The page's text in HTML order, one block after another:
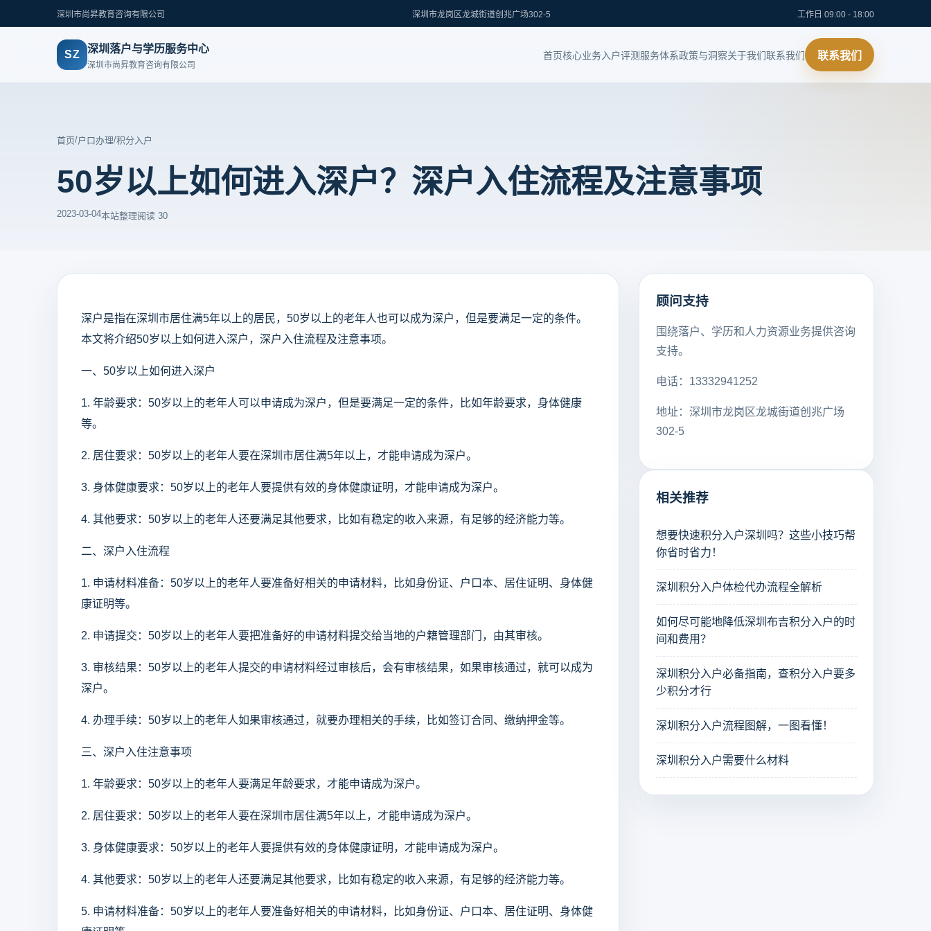
深圳市尚昇教育咨询有限公司 深圳市龙岗区龙城街道创兆广场302-5 工作日 09:00 - 18:00
SZ 深圳落户与学历服务中心
深圳市尚昇教育咨询有限公司
首页核心业务入户评测 服务体系政策与洞察关于我们联系我们 联系我们
首页/户口办理/积分入户
50岁以上如何进入深户？深户入住流程及注意事项
2023-03-04本站整理阅读 30
深户是指在深圳市居住满5年以上的居民，50岁以上的老年人也可以成为深户，但是要满足一定的条件。
本文将介绍50岁以上如何进入深户，深户入住流程及注意事项。
一、50岁以上如何进入深户
1. 年龄要求：50岁以上的老年人可以申请成为深户，但是要满足一定的条件，比如年龄要求，身体健康
等。
2. 居住要求：50岁以上的老年人要在深圳市居住满5年以上，才能申请成为深户。
3. 身体健康要求：50岁以上的老年人要提供有效的身体健康证明，才能申请成为深户。
4. 其他要求：50岁以上的老年人还要满足其他要求，比如有稳定的收入来源，有足够的经济能力等。
二、深户入住流程
1. 申请材料准备：50岁以上的老年人要准备好相关的申请材料，比如身份证、户口本、居住证明、身体健
康证明等。
2. 申请提交：50岁以上的老年人要把准备好的申请材料提交给当地的户籍管理部门，由其审核。
3. 审核结果：50岁以上的老年人提交的申请材料经过审核后，会有审核结果，如果审核通过，就可以成为
深户。
4. 办理手续：50岁以上的老年人如果审核通过，就要办理相关的手续，比如签订合同、缴纳押金等。
三、深户入住注意事项
1. 年龄要求：50岁以上的老年人要满足年龄要求，才能申请成为深户。
2. 居住要求：50岁以上的老年人要在深圳市居住满5年以上，才能申请成为深户。
3. 身体健康要求：50岁以上的老年人要提供有效的身体健康证明，才能申请成为深户。
4. 其他要求：50岁以上的老年人还要满足其他要求，比如有稳定的收入来源，有足够的经济能力等。
5. 申请材料准备：50岁以上的老年人要准备好相关的申请材料，比如身份证、户口本、居住证明、身体健
顾问支持
围绕落户、学历和人力资源业务提供咨询
支持。
电话：13332941252
地址：深圳市龙岗区龙城街道创兆广场
302-5
相关推荐
想要快速积分入户深圳吗？这些小技巧帮
你省时省力！
深圳积分入户体检代办流程全解析
如何尽可能地降低深圳布吉积分入户的时
间和费用？
深圳积分入户必备指南，查积分入户要多
少积分才行
深圳积分入户流程图解，一图看懂！
深圳积分入户需要什么材料